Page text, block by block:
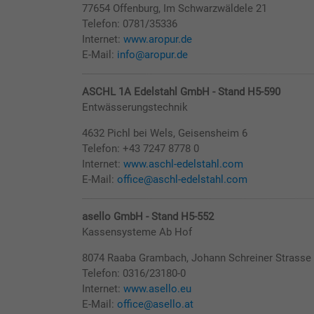
77654 Offenburg, Im Schwarzwäldele 21
Telefon: 0781/35336
Internet: www.aropur.de
E-Mail: info@aropur.de
ASCHL 1A Edelstahl GmbH - Stand H5-590
Entwässerungstechnik
4632 Pichl bei Wels, Geisensheim 6
Telefon: +43 7247 8778 0
Internet: www.aschl-edelstahl.com
E-Mail: office@aschl-edelstahl.com
asello GmbH - Stand H5-552
Kassensysteme Ab Hof
8074 Raaba Grambach, Johann Schreiner Strasse
Telefon: 0316/23180-0
Internet: www.asello.eu
E-Mail: office@asello.at